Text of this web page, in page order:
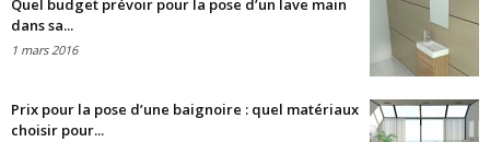
Quel budget prévoir pour la pose d’un lave main
dans sa...
1 mars 2016
Prix pour la pose d’une baignoire : quel matériaux
choisir pour...